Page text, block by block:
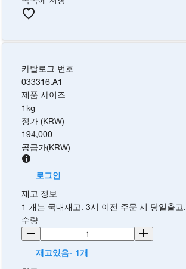
카탈로그 번호
033316.A1
제품 사이즈
1kg
정가 (KRW)
194,000
공급가(KRW)
로그인
재고 정보
1 개는 국내재고. 3시 이전 주문 시 당일출고.
수량
재고있음- 1개